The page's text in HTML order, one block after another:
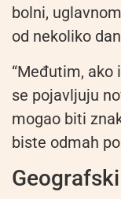
bolni,
od nekoliko
“Međutim,
se pojavljuju
mogao biti
biste odmah